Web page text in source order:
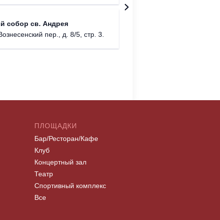
собор св. Андрея
пер., д. 8/5, стр. 3.
ПЛОЩАДКИ
Бар/Ресторан/Кафе
Клуб
Концертный зал
Театр
Спортивный комплекс
Все